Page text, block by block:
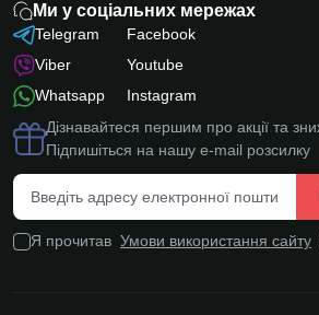
Ми у соціальних мережах
Telegram
Viber
Whatsapp
Facebook
Youtube
Instagram
Дізнавайтеся першим про акції та
Підпишіться на нашу e-mail розсилку
Я прочитав Умови використання сайту